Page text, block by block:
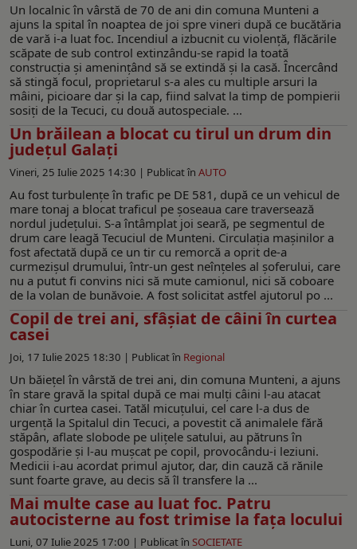
Un localnic în vârstă de 70 de ani din comuna Munteni a
ajuns la spital în noaptea de joi spre vineri după ce bucătăria
de vară i-a luat foc. Incendiul a izbucnit cu violență, flăcările
scăpate de sub control extinzându-se rapid la toată
construcția și amenințând să se extindă și la casă. Încercând
să stingă focul, proprietarul s-a ales cu multiple arsuri la
mâini, picioare dar și la cap, fiind salvat la timp de pompierii
sosiți de la Tecuci, cu două autospeciale. ...
Un brăilean a blocat cu tirul un drum din
județul Galați
Vineri, 25 Iulie 2025 14:30 | Publicat în AUTO
Au fost turbulențe în trafic pe DE 581, după ce un vehicul de
mare tonaj a blocat traficul pe șoseaua care traversează
nordul județului. S-a întâmplat joi seară, pe segmentul de
drum care leagă Tecuciul de Munteni. Circulația mașinilor a
fost afectată după ce un tir cu remorcă a oprit de-a
curmezișul drumului, într-un gest neînțeles al șoferului, care
nu a putut fi convins nici să mute camionul, nici să coboare
de la volan de bunăvoie. A fost solicitat astfel ajutorul po ...
Copil de trei ani, sfâșiat de câini în curtea
casei
Joi, 17 Iulie 2025 18:30 | Publicat în Regional
Un băiețel în vârstă de trei ani, din comuna Munteni, a ajuns
în stare gravă la spital după ce mai mulți câini l-au atacat
chiar în curtea casei. Tatăl micuțului, cel care l-a dus de
urgență la Spitalul din Tecuci, a povestit că animalele fără
stăpân, aflate slobode pe ulițele satului, au pătruns în
gospodărie și l-au mușcat pe copil, provocându-i leziuni.
Medicii i-au acordat primul ajutor, dar, din cauză că rănile
sunt foarte grave, au decis să îl transfere la ...
Mai multe case au luat foc. Patru
autocisterne au fost trimise la fața locului
Luni, 07 Iulie 2025 17:00 | Publicat în SOCIETATE